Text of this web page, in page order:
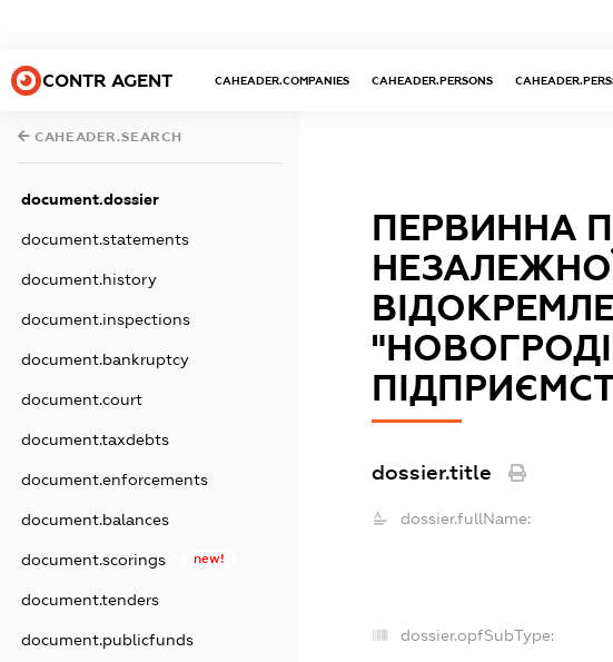
CONTR AGENT CAHEADER.COMPANIES CAHEADER.PERSONS
CAHEADER.SEARCH
document.dossier
document.statements
document.history
document.inspections
document.bankruptcy
document.court
document.taxdebts
document.enforcements
document.balances
document.scorings new!
document.tenders
document.publicfunds
ПЕРВИННА
dossier.title
dossier.fullName:
dossier.opfSubType: